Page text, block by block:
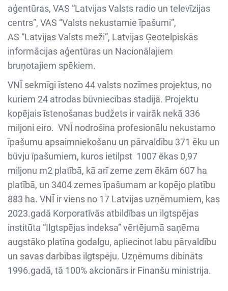
aģentūras, VAS “Latvijas Valsts radio un televīzijas
centrs”, VAS “Valsts nekustamie īpašumi”,
AS “Latvijas Valsts meži”, Latvijas Ģeotelpiskās
informācijas aģentūras un Nacionālajiem
bruņotajiem spēkiem.
VNĪ sekmīgi īsteno 44 valsts nozīmes projektus, no
kuriem 24 atrodas būvniecības stadijā. Projektu
kopējais īstenošanas budžets ir vairāk nekā 336
miljoni eiro. VNĪ nodrošina profesionālu nekustamo
īpašumu apsaimniekošanu un pārvaldību 371 ēku un
būvju īpašumiem, kuros ietilpst 1007 ēkas 0,97
miljonu m2 platībā, kā arī zeme zem ēkām 607 ha
platībā, un 3404 zemes īpašumam ar kopējo platību
883 ha. VNĪ ir viens no 17 Latvijas uzņēmumiem, kas
2023.gadā Korporatīvās atbildības un ilgtspējas
institūta “Ilgtspējas indeksa” vērtējumā saņēma
augstāko platīna godalgu, apliecinot labu pārvaldību
un savas darbības ilgtspēju. Uzņēmums dibināts
1996.gadā, tā 100% akcionārs ir Finanšu ministrija.